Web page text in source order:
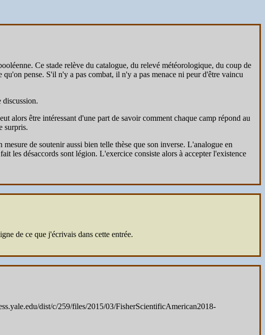
Ce stade relève du catalogue, du relevé météorologique, du coup de
pense. S'il n'y a pas combat, il n'y a pas menace ni peur d'être vaincu
discussion.
alors être intéressant d'une part de savoir comment chaque camp répond au
surpris.
de soutenir aussi bien telle thèse que son inverse. L'analogue en
les désaccords sont légion. L'exercice consiste alors à accepter l'existence
de ce que j'écrivais dans cette entrée.
dist/c/259/files/2015/03/FisherScientificAmerican2018-